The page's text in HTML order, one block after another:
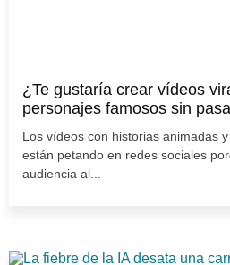
¿Te gustaría crear vídeos
personajes famosos sin
Los vídeos con historias animadas
están petando en redes sociales
audiencia al...